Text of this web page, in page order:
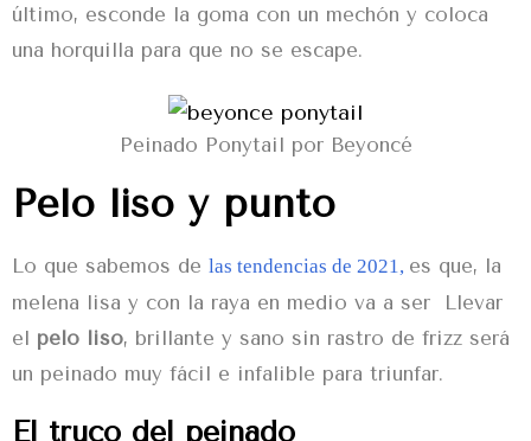
último, esconde la goma con un mechón y coloca
una horquilla para que no se escape.
Peinado Ponytail por Beyoncé
Pelo liso y punto
Lo que sabemos de las tendencias de 2021, es que, la
melena lisa y con la raya en medio va a ser Llevar
el pelo liso, brillante y sano sin rastro de frizz será
un peinado muy fácil e infalible para triunfar.
El truco del peinado